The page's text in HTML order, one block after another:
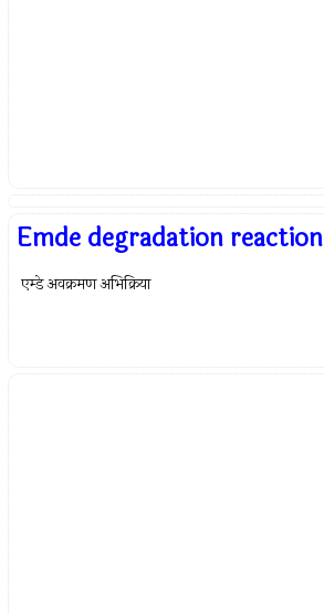
Emde degradation reaction
एम्डे अवक्रमण अभिक्रिया